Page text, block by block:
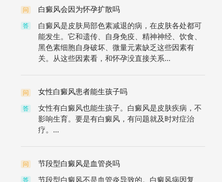
问 白癜风会因为怀孕扩散吗
答
白癜风是皮肤局部色素减退的病，在皮肤各处都可
能发生。它和遗传、自身免疫、精神神经、饮食、
黑色素细胞自身破坏、微量元素缺乏这些因素有
关。从这些因素看，和怀孕没直接关系...
问 女性白癜风患者能生孩子吗
答
女性有白癜风也能生孩子。白癜风是皮肤疾病，不
影响生育。要是有白癜风，有问题就及时对症治
疗。...
问 节段型白癜风是血管炎吗
答
节段型白癜风不是血管炎导致的。白癜风病因复